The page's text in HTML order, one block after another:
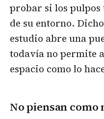
probar si los pulpos
de su entorno.
estudio abre una
todavía no permite
espacio como lo
No piensan como